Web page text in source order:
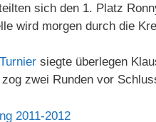
sich den 1. Platz
wird morgen durch die
siegte überlegen
zwei Runden vor
2011-2012